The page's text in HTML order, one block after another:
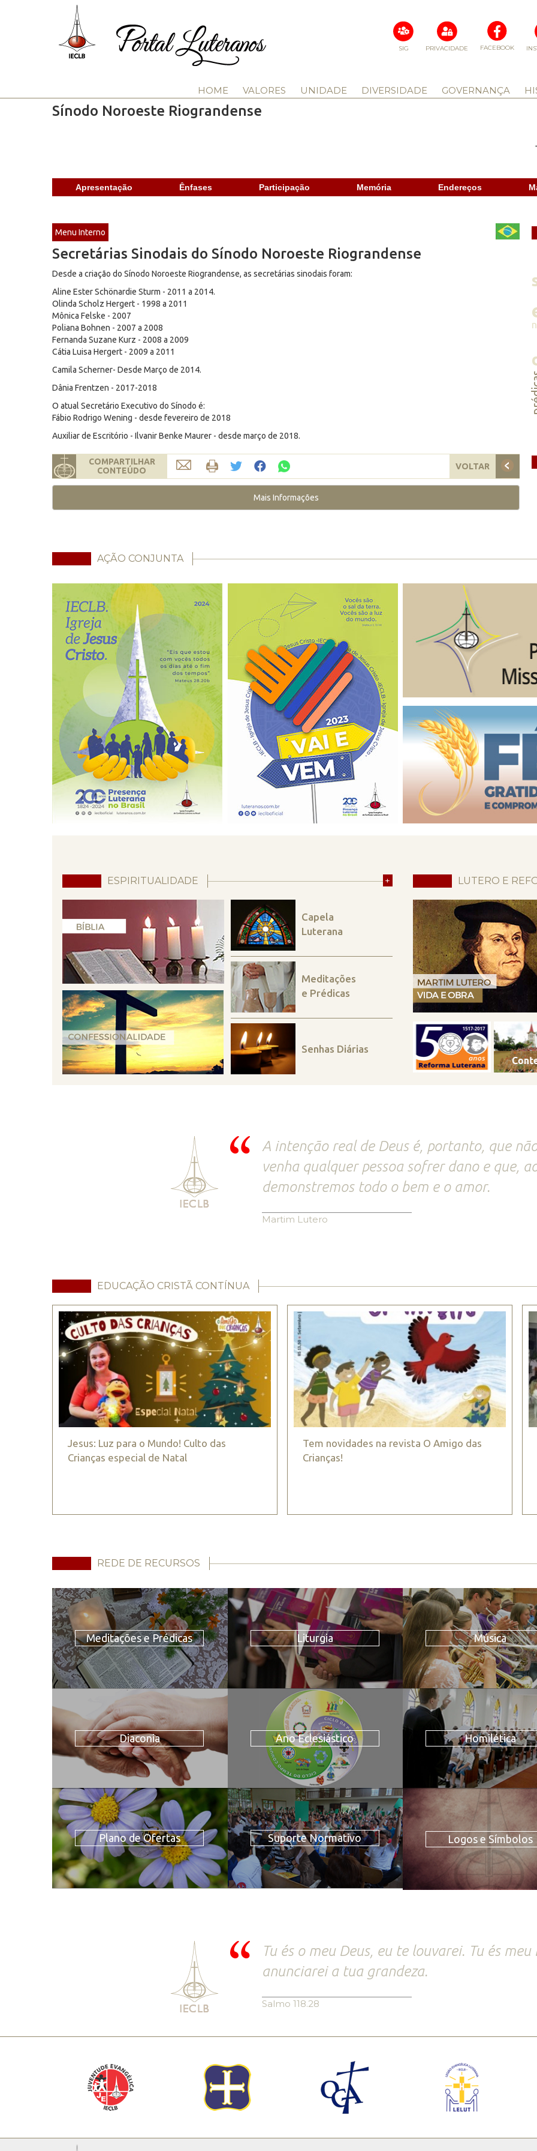
FACEBOOK
PRIVACIDADE
SIG
HOME VALORES UNIDADE DIVERSIDADE GOVERNANÇA
Sínodo Noroeste Riograndense
Apresentação Ênfases Participação Memória Endereços
Menu Interno
Secretárias Sinodais do Sínodo Noroeste Riograndense
Desde a criação do Sínodo Noroeste Riograndense, as secretárias sinodais foram:
Aline Ester Schönardie Sturm - 2011 a 2014.
Olinda Scholz Hergert - 1998 a 2011
Mônica Felske - 2007
Poliana Bohnen - 2007 a 2008
Fernanda Suzane Kurz - 2008 a 2009
Cátia Luisa Hergert - 2009 a 2011
Camila Scherner- Desde Março de 2014.
Dânia Frentzen - 2017-2018
O atual Secretário Executivo do Sínodo é:
Fábio Rodrigo Wening - desde fevereiro de 2018
Auxiliar de Escritório - Ilvanir Benke Maurer - desde março de 2018.
COMPARTILHAR
CONTEÚDO
VOLTAR
Mais Informações
AÇÃO CONJUNTA
ESPIRITUALIDADE +
Capela
Luterana
Meditações
e Prédicas
Senhas Diárias
LUTERO E
A intenção real de Deus é, portanto, que
venha qualquer pessoa sofrer dano e que,
demonstremos todo o bem e o amor.
Martim Lutero
EDUCAÇÃO CRISTÃ CONTÍNUA
Jesus: Luz para o Mundo! Culto das
Crianças especial de Natal
Tem novidades na revista O Amigo das
Crianças!
REDE DE RECURSOS
Meditações e Prédicas Liturgia Música
Diaconia Ano Eclesiástico Homilética
Plano de Ofertas Suporte Normativo Logos e Símbolos
Tu és o meu Deus, eu te louvarei. Tu és meu
anunciarei a tua grandeza.
Salmo 118.28